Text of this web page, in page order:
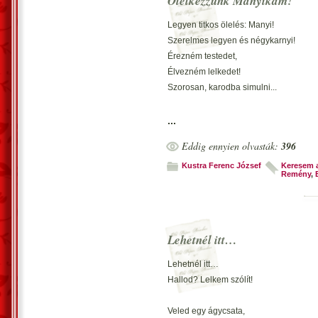
Legyen titkos ölelés: Manyi!
Szerelmes legyen és négykarnyi!
Érezném testedet,
Élvezném lelkedet!
Szorosan, karodba simulni...
Rázd fel a lelkemet,
Ébreszd fel testemet!
Veled, csak együtt lélegeznék.
Tarkóm simogatnád,
Élményt beleadnád...
Illatodtól megrészegülnék...
Égnék, érzelemtől tikkadnék
...
Eddig ennyien olvasták: 396
Kustra Ferenc József
Keresem
Remény,
Lehetnél itt…
Lehetnél itt…
Hallod? Lelkem szólít!
Veled egy ágycsata,